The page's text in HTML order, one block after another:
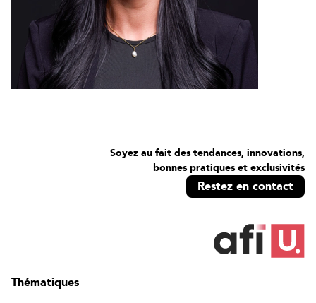
Soyez au fait des tendances, innovations,
bonnes pratiques et exclusivités
Restez en contact
Thématiques